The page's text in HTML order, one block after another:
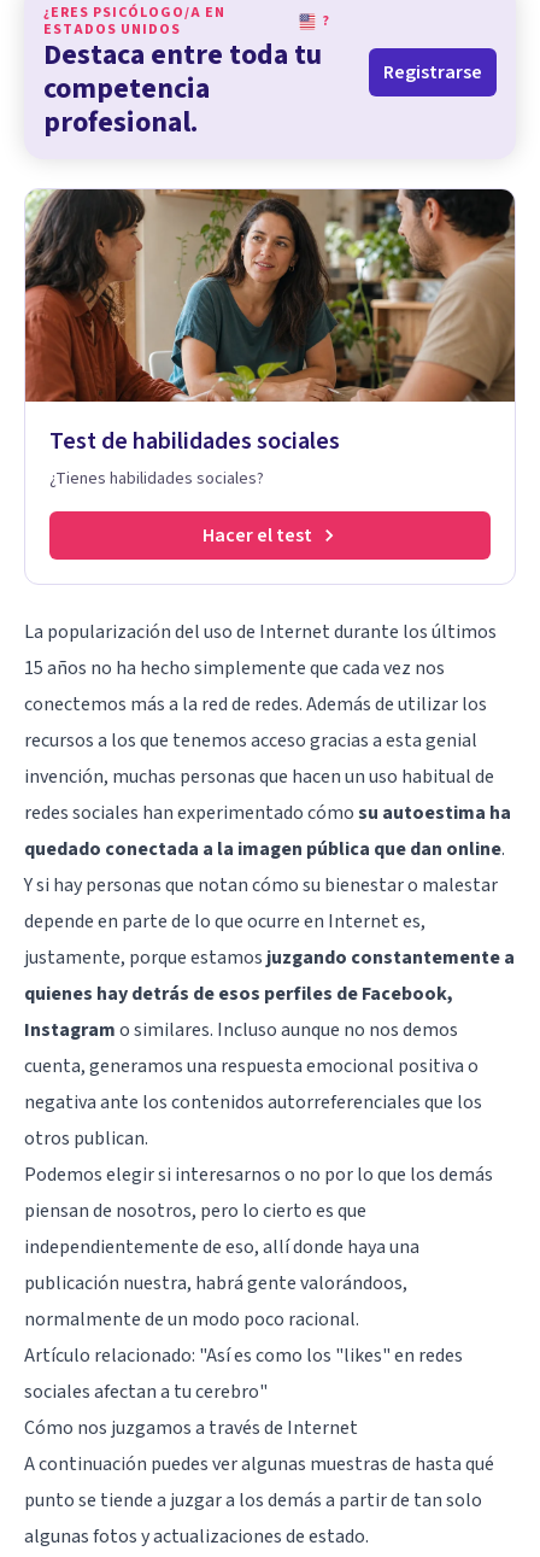
¿ERES PSICÓLOGO/A EN
ESTADOS UNIDOS
?
Destaca entre toda tu
competencia
profesional.
Registrarse
Test de habilidades sociales
¿Tienes habilidades sociales?
Hacer el test
La popularización del uso de Internet durante los últimos
15 años no ha hecho simplemente que cada vez nos
conectemos más a la red de redes. Además de utilizar los
recursos a los que tenemos acceso gracias a esta genial
invención, muchas personas que hacen un uso habitual de
redes sociales han experimentado cómosu autoestima ha
quedado conectada a la imagen pública que dan online.
Y si hay personas que notan cómo su bienestar o malestar
depende en parte de lo que ocurre en Internet es,
justamente, porque estamos juzgando constantemente a
quienes hay detrás de esos perfiles de Facebook,
Instagramo similares. Incluso aunque no nos demos
cuenta, generamos una respuesta emocional positiva o
negativa ante los contenidos autorreferenciales que los
otros publican.
Podemos elegir si interesarnos o no por lo que los demás
piensan de nosotros, pero lo cierto es que
independientemente de eso, allí donde haya una
publicación nuestra, habrá gente valorándoos,
normalmente de un modo poco racional.
Artículo relacionado: "Así es como los "likes" en redes
sociales afectan a tu cerebro"
Cómo nos juzgamos a través de Internet
A continuación puedes ver algunas muestras de hasta qué
punto se tiende a juzgar a los demás a partir de tan solo
algunas fotos y actualizaciones de estado.